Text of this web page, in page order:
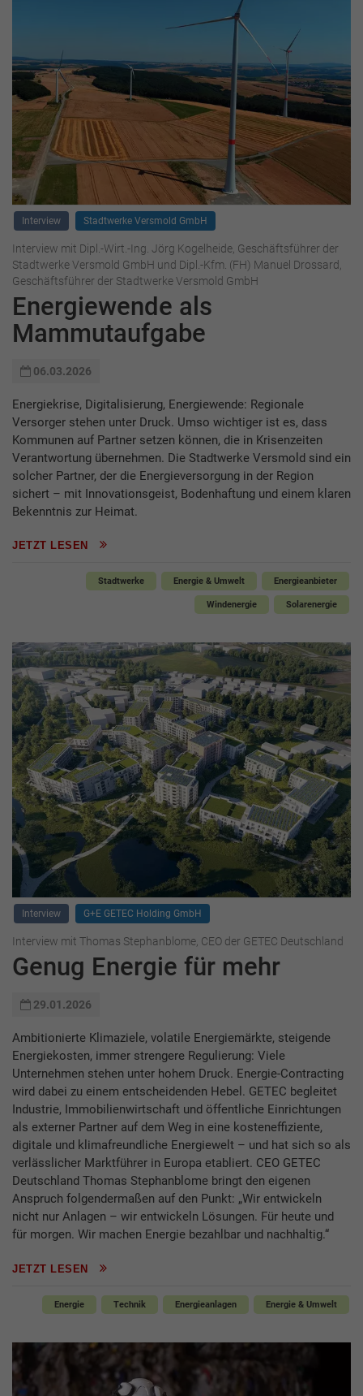
Interview Stadtwerke Versmold GmbH
Interview mit Dipl.-Wirt.-Ing. Jörg Kogelheide, Geschäftsführer der
Stadtwerke Versmold GmbH und Dipl.-Kfm. (FH) Manuel Drossard,
Geschäftsführer der Stadtwerke Versmold GmbH
Energiewende als
Mammutaufgabe
06.03.2026
Energiekrise, Digitalisierung, Energiewende: Regionale
Versorger stehen unter Druck. Umso wichtiger ist es, dass
Kommunen auf Partner setzen können, die in Krisenzeiten
Verantwortung übernehmen. Die Stadtwerke Versmold sind ein
solcher Partner, der die Energieversorgung in der Region
sichert – mit Innovationsgeist, Bodenhaftung und einem klaren
Bekenntnis zur Heimat.
JETZT LESEN
Stadtwerke Energie & Umwelt Energieanbieter
Windenergie Solarenergie
Interview G+E GETEC Holding GmbH
Interview mit Thomas Stephanblome, CEO der GETEC Deutschland
Genug Energie für mehr
29.01.2026
Ambitionierte Klimaziele, volatile Energiemärkte, steigende
Energiekosten, immer strengere Regulierung: Viele
Unternehmen stehen unter hohem Druck. Energie-Contracting
wird dabei zu einem entscheidenden Hebel. GETEC begleitet
Industrie, Immobilienwirtschaft und öffentliche Einrichtungen
als externer Partner auf dem Weg in eine kosteneffiziente,
digitale und klimafreundliche Energiewelt – und hat sich so als
verlässlicher Marktführer in Europa etabliert. CEO GETEC
Deutschland Thomas Stephanblome bringt den eigenen
Anspruch folgendermaßen auf den Punkt: „Wir entwickeln
nicht nur Anlagen – wir entwickeln Lösungen. Für heute und
für morgen. Wir machen Energie bezahlbar und nachhaltig.“
JETZT LESEN
Energie Technik Energieanlagen Energie & Umwelt